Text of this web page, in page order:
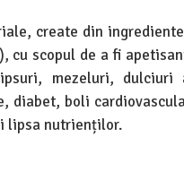
create din
scopul de a fi
mezeluri,
diabet, boli
lipsa nutrienților.